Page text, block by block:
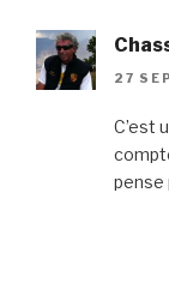
27
C’est
pense